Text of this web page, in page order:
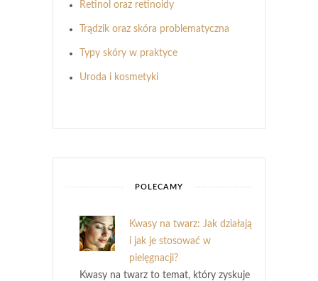
Retinol oraz retinoidy
Trądzik oraz skóra problematyczna
Typy skóry w praktyce
Uroda i kosmetyki
POLECAMY
Kwasy na twarz: Jak działają
i jak je stosować w
pielęgnacji?
Kwasy na twarz to temat, który zyskuje